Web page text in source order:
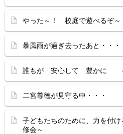
やった～！ 校庭で遊べるぞ～
暴風雨が過ぎ去ったあと・・・
誰もが 安心して 豊かに ～
二宮尊徳が見守る中・・・
子どもたちのために、力を
修会～